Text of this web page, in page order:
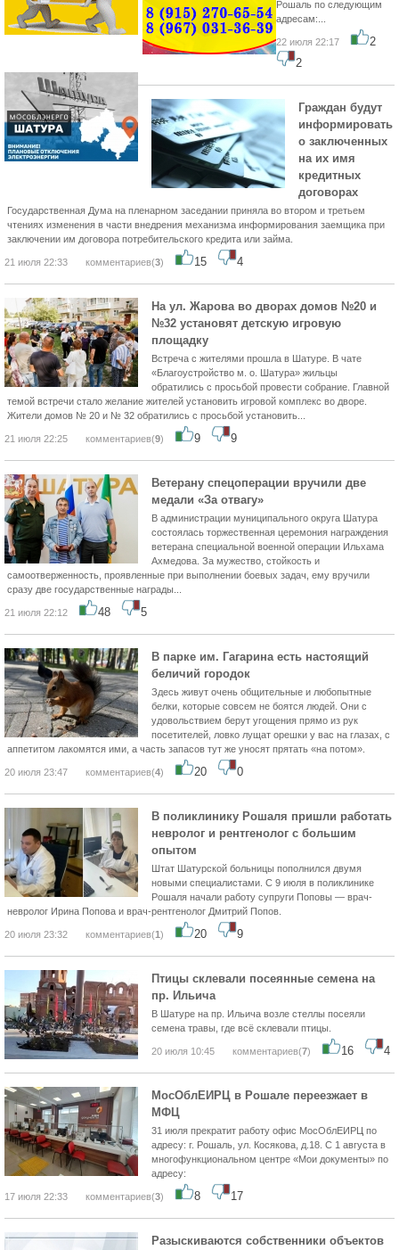
Рошаль по следующим
адресам:...
22 июля 22:17
2
2
Граждан будут
информировать
о заключенных
на их имя
кредитных
договорах
Государственная Дума на пленарном заседании приняла во втором и третьем
чтениях изменения в части внедрения механизма информирования заемщика при
заключении им договора потребительского кредита или займа.
21 июля 22:33 комментариев(3) 15 4
На ул. Жарова во дворах домов №20 и
№32 установят детскую игровую
площадку
Встреча с жителями прошла в Шатуре. В чате
«Благоустройство м. о. Шатура» жильцы
обратились с просьбой провести собрание. Главной
темой встречи стало желание жителей установить игровой комплекс во дворе.
Жители домов № 20 и № 32 обратились с просьбой установить...
21 июля 22:25 комментариев(9) 9 9
Ветерану спецоперации вручили две
медали «За отвагу»
В администрации муниципального округа Шатура
состоялась торжественная церемония награждения
ветерана специальной военной операции Ильхама
Ахмедова. За мужество, стойкость и
самоотверженность, проявленные при выполнении боевых задач, ему вручили
сразу две государственные награды...
21 июля 22:12 48 5
В парке им. Гагарина есть настоящий
беличий городок
Здесь живут очень общительные и любопытные
белки, которые совсем не боятся людей. Они с
удовольствием берут угощения прямо из рук
посетителей, ловко лущат орешки у вас на глазах, с
аппетитом лакомятся ими, а часть запасов тут же уносят прятать «на потом».
20 июля 23:47 комментариев(4) 20 0
В поликлинику Рошаля пришли работать
невролог и рентгенолог с большим
опытом
Штат Шатурской больницы пополнился двумя
новыми специалистами. С 9 июля в поликлинике
Рошаля начали работу супруги Поповы — врач-
невролог Ирина Попова и врач-рентгенолог Дмитрий Попов.
20 июля 23:32 комментариев(1) 20 9
Птицы склевали посеянные семена на
пр. Ильича
В Шатуре на пр. Ильича возле стеллы посеяли
семена травы, где всё склевали птицы.
20 июля 10:45 комментариев(7) 16 4
МосОблЕИРЦ в Рошале переезжает в
МФЦ
31 июля прекратит работу офис МосОблЕИРЦ по
адресу: г. Рошаль, ул. Косякова, д.18. С 1 августа в
многофункциональном центре «Мои документы» по
адресу:
17 июля 22:33 комментариев(3) 8 17
Разыскиваются собственники объектов